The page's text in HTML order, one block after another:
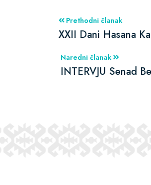
Prethodni članak
XXII Dani Hasana
Naredni članak
INTERVJU Senad